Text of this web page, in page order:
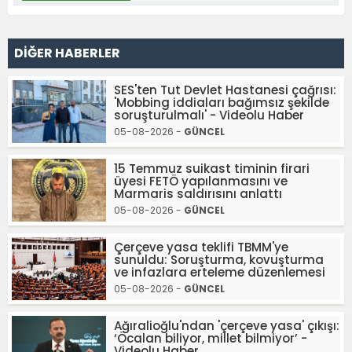
DİĞER HABERLER
SES'ten Tut Devlet Hastanesi çağrısı:
'Mobbing iddiaları bağımsız şekilde
soruşturulmalı' - Videolu Haber
05-08-2026 - GÜNCEL
15 Temmuz suikast timinin firari
üyesi FETÖ yapılanmasını ve
Marmaris saldırısını anlattı
05-08-2026 - GÜNCEL
Çerçeve yasa teklifi TBMM'ye
sunuldu: Soruşturma, kovuşturma
ve infazlara erteleme düzenlemesi
05-08-2026 - GÜNCEL
Ağıralioğlu'ndan 'çerçeve yasa' çıkışı:
‘Öcalan biliyor, millet bilmiyor’ -